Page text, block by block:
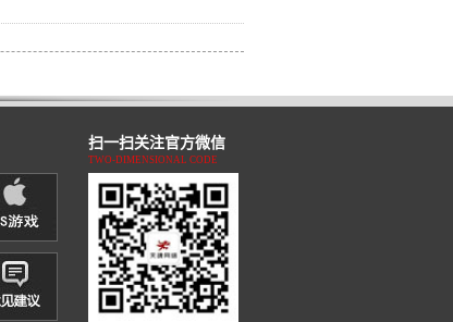
扫一扫关注官方微信
TWO-DIMENSIONAL CODE